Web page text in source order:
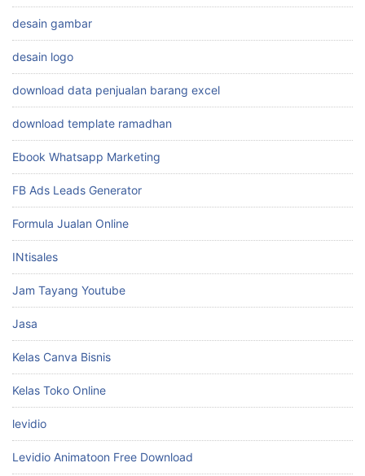
desain gambar
desain logo
download data penjualan barang excel
download template ramadhan
Ebook Whatsapp Marketing
FB Ads Leads Generator
Formula Jualan Online
INtisales
Jam Tayang Youtube
Jasa
Kelas Canva Bisnis
Kelas Toko Online
levidio
Levidio Animatoon Free Download